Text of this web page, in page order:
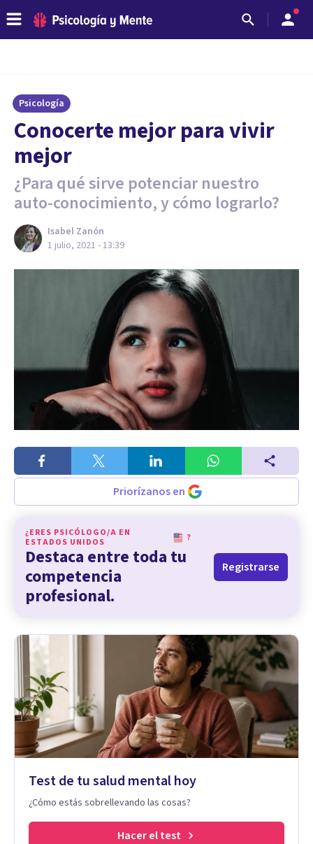
Psicología
Conocerte mejor para vivir
mejor
¿Para qué sirve potenciar nuestro
auto-conocimiento, y cómo lograrlo?
Isabel Zanón
1 julio, 2021 - 13:39
Priorízanos en
¿ERES PSICÓLOGO/A EN
ESTADOS UNIDOS
?
Destaca entre toda tu
competencia
profesional.
Registrarse
Test de tu salud mental hoy
¿Cómo estás sobrellevando las cosas?
Hacer el test